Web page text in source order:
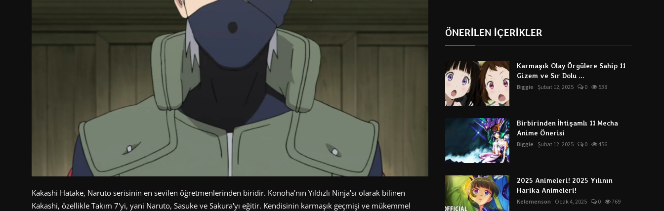
Kakashi Hatake, Naruto serisinin en sevilen öğretmenlerinden biridir. Konoha'nın Yıldızlı Ninja'sı olarak bilinen
Kakashi, özellikle Takım 7'yi, yani Naruto, Sasuke ve Sakura'yı eğitir. Kendisinin karmaşık geçmişi ve mükemmel
ÖNERİLEN İÇERİKLER
Karmaşık Olay Örgülere Sahip 11
Gizem ve Sır Dolu ...
Biggie Şubat 12, 2025 0 538
Birbirinden İhtişamlı 11 Mecha
Anime Önerisi
Biggie Şubat 12, 2025 0 456
2025 Animeleri! 2025 Yılının
Harika Animeleri!
Kelemenson Ocak 4, 2025 0 769